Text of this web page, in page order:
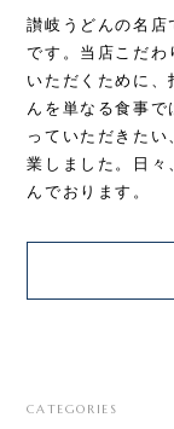
讃岐うどんの名店
です。当店こだわ
いただくために
んを単なる食事
っていただきた
業しました。日々
んでおります。
CATEGORIES